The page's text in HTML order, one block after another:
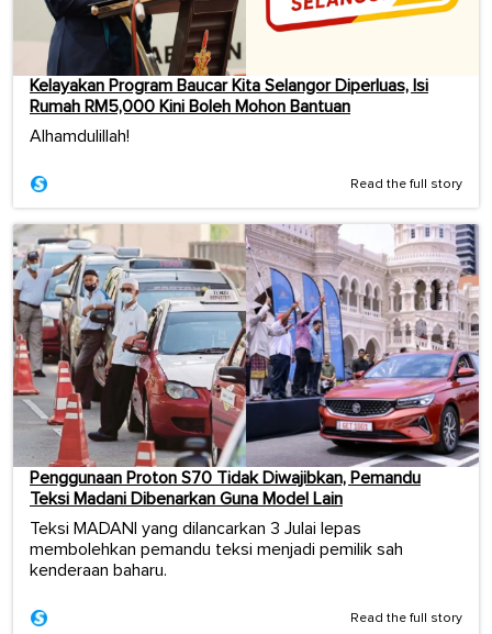
Kelayakan Program Baucar Kita Selangor Diperluas, Isi
Rumah RM5,000 Kini Boleh Mohon Bantuan
Alhamdulillah!
Read the full story
Penggunaan Proton S70 Tidak Diwajibkan, Pemandu
Teksi Madani Dibenarkan Guna Model Lain
Teksi MADANI yang dilancarkan 3 Julai lepas
membolehkan pemandu teksi menjadi pemilik sah
kenderaan baharu.
Read the full story